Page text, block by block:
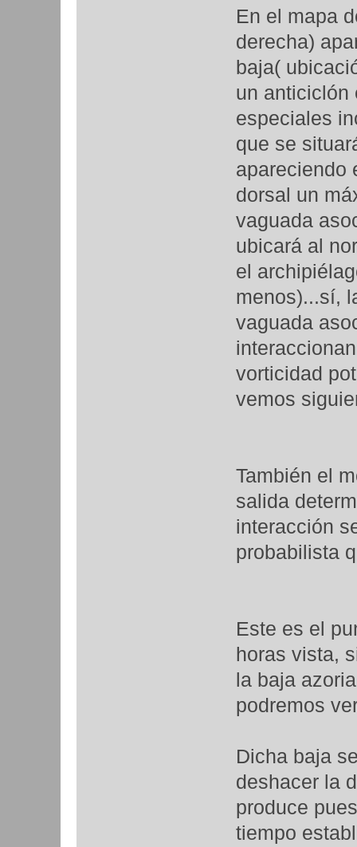
En el mapa
derecha)
baja(
un anticiclón
especiales
que se
apareciendo
dorsal un
vaguada
ubicará al
el
menos)...sí,
vaguada
vorticidad
vemos
También el
salida
interacción
probabilista
Este es el
horas vista,
la baja
podremos
Dicha baja
deshacer la
produce
tiempo